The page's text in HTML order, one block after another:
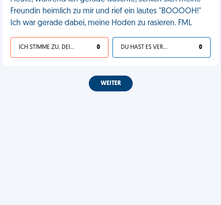
Freundin heimlich zu mir und rief ein lautes "BOOOOH!"
Ich war gerade dabei, meine Hoden zu rasieren. FML
ICH STIMME ZU, DEIN LEBEN IST SCHEISSE 0 DU HAST ES VERDIENT 0
WEITER